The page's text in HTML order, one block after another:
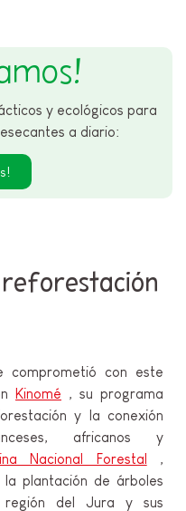
y ecológicos para
a diario:
comprometió con este
Kinomé , su programa
y la conexión
africanos y
Nacional Forestal
,
plantación de árboles
del Jura y sus